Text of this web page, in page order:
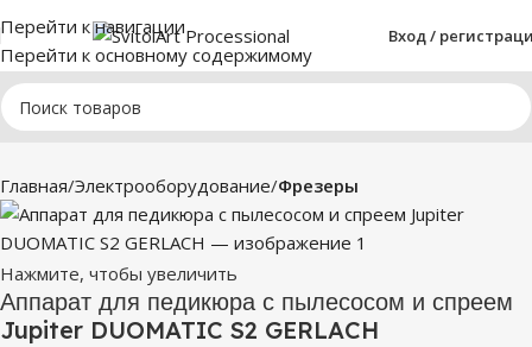
Перейти к навигации
Перейти к основному содержимому
Вход /
Главная Электрооборудование Фрезеры
Нажмите, чтобы увеличить
Аппарат для педикюра с пылесосом и спреем
Jupiter DUOMATIC S2 GERLACH